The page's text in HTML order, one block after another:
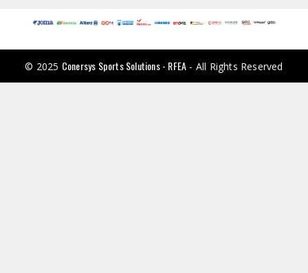
© 2025 Conersys Sports Solutions - RFEA - All Rights Reserved